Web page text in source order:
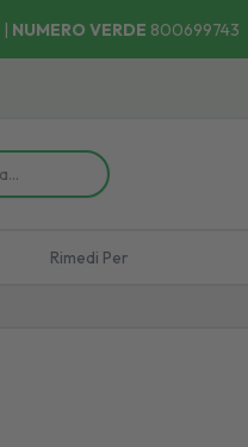
| NUMERO VERDE 800699743
Rimedi Per